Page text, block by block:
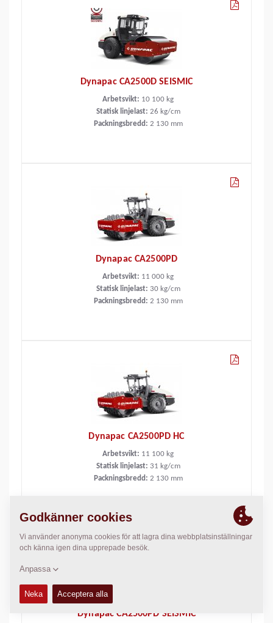
Dynapac CA2500D SEISMIC
Arbetsvikt: 10 100 kg
Statisk linjelast: 26 kg/cm
Packningsbredd: 2 130 mm
Dynapac CA2500PD
Arbetsvikt: 11 000 kg
Statisk linjelast: 30 kg/cm
Packningsbredd: 2 130 mm
Dynapac CA2500PD HC
Arbetsvikt: 11 100 kg
Statisk linjelast: 31 kg/cm
Packningsbredd: 2 130 mm
Dynapac CA2500PD SEISMIC